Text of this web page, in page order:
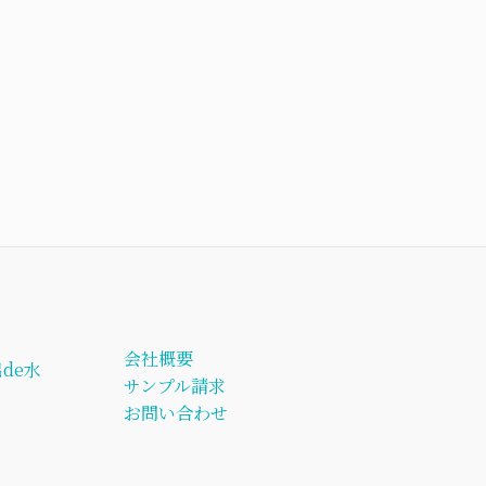
水
会社概要
サンプル請求
お問い合わせ